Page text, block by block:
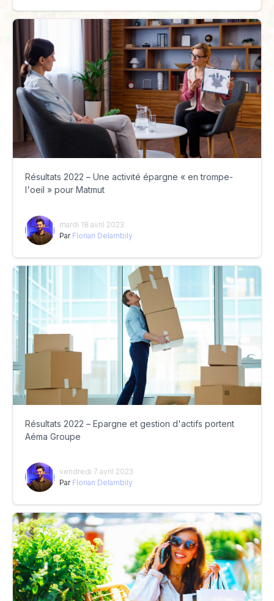
Résultats 2022 – Une activité épargne « en trompe-
l'oeil » pour Matmut
mardi 18 avril 2023
Par Florian Delambily
Résultats 2022 – Epargne et gestion d'actifs portent
Aéma Groupe
vendredi 7 avril 2023
Par Florian Delambily